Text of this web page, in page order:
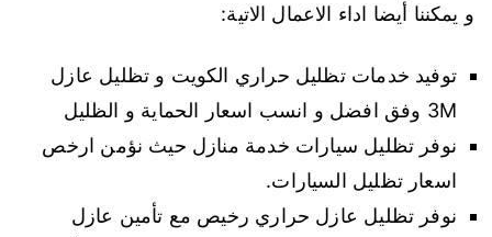
و يمكننا أيضا اداء الاعمال الاتية:
توفيد خدمات تظليل حراري الكويت و تظليل عازل
3M وفق افضل و انسب اسعار الحماية و الظليل
نوفر تظليل سيارات خدمة منازل حيث نؤمن ارخص
اسعار تظليل السيارات.
نوفر تظليل عازل حراري رخيص مع تأمين عازل